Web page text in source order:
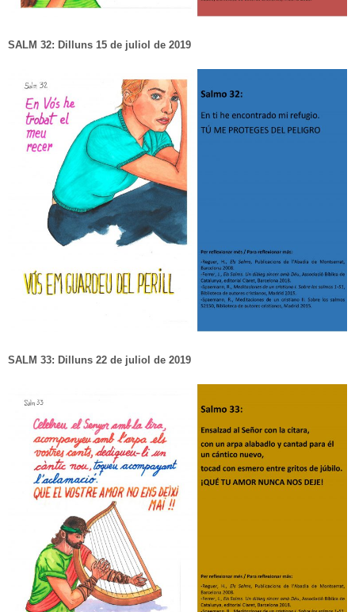
SALM 32: Dilluns 15 de juliol de 2019
SALM 33: Dilluns 22 de juliol de 2019